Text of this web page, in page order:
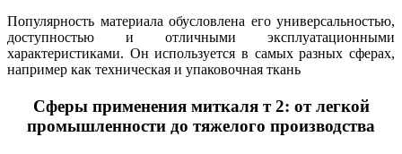
Популярность материала обусловлена его универсальностью,
доступностью и отличными эксплуатационными
характеристиками. Он используется в самых разных сферах,
например как техническая и упаковочная ткань
Сферы применения миткаля т 2: от легкой
промышленности до тяжелого производства